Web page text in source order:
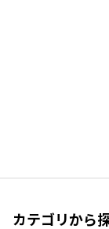
カテゴリから